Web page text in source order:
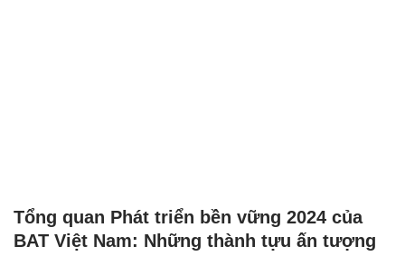
Tổng quan Phát triển bền vững 2024 của
BAT Việt Nam: Những thành tựu ấn tượng